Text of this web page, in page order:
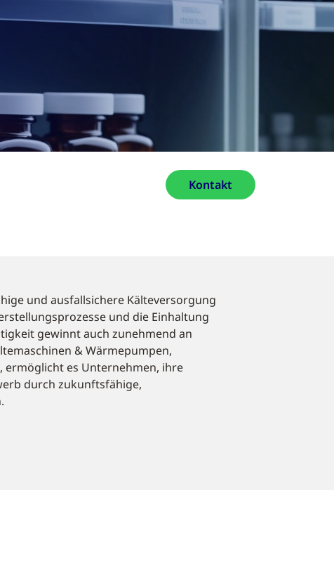
Kontakt
und ausfallsichere Kälteversorgung
und die Einhaltung
gewinnt auch zunehmend an
& Wärmepumpen,
es Unternehmen, ihre
durch zukunftsfähige,